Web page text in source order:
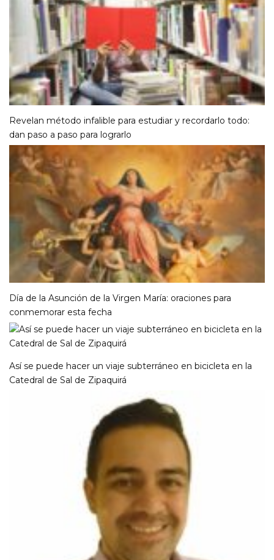
Revelan método infalible para estudiar y recordarlo todo:
dan paso a paso para lograrlo
Día de la Asunción de la Virgen María: oraciones para
conmemorar esta fecha
Así se puede hacer un viaje subterráneo en bicicleta en la
Catedral de Sal de Zipaquirá